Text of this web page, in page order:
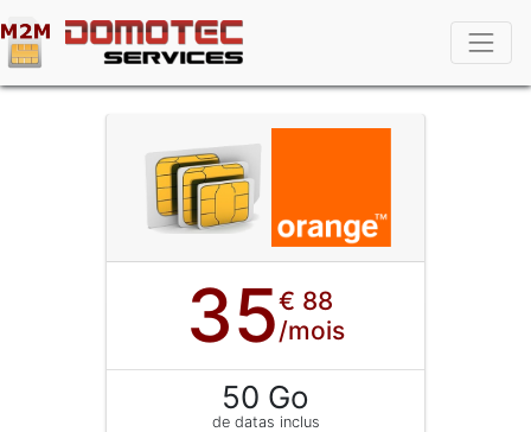
35€ 88
/mois
50 Go
de datas inclus